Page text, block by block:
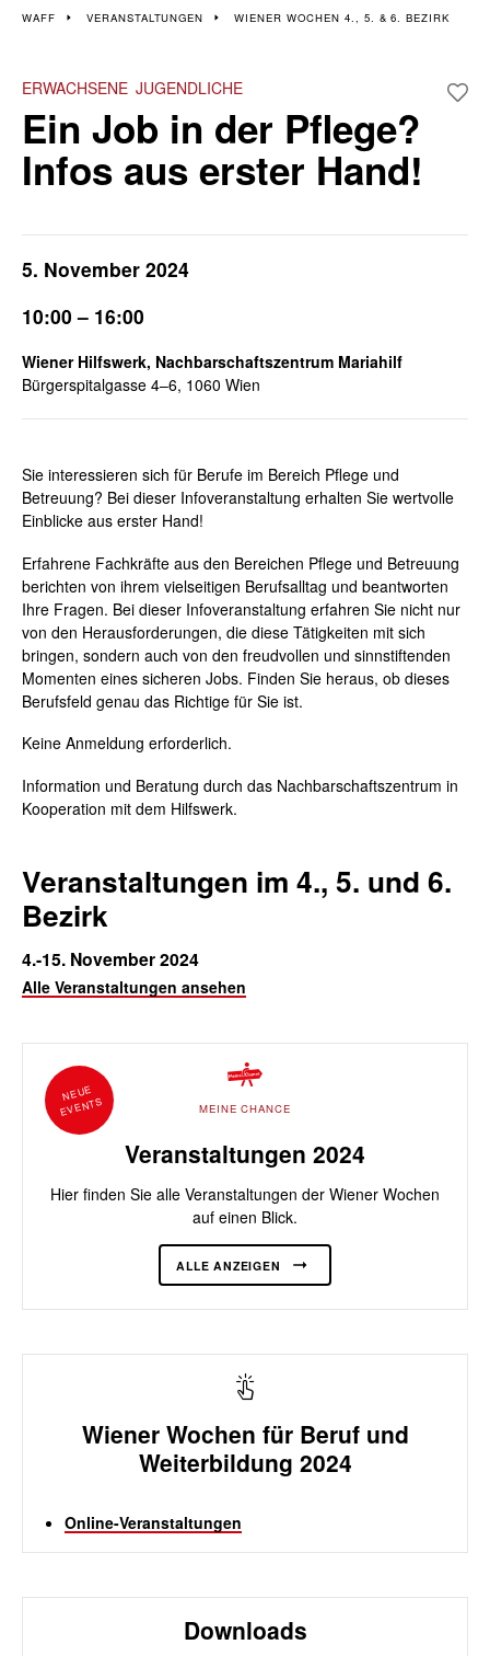
Veranstaltungen im 4., 5.
& 6. Bezirk
Wiener Wochen für Beruf und Weiterbildung I 4.-15. November
2024
WAFF VERANSTALTUNGEN WIENER WOCHEN 4., 5. & 6. BEZIRK
ERWACHSENE JUGENDLICHE
Ein Job in der Pflege?
Infos aus erster Hand!
5. November 2024
10:00 – 16:00
Wiener Hilfswerk, Nachbarschaftszentrum Mariahilf
Bürgerspitalgasse 4–6, 1060 Wien
Sie interessieren sich für Berufe im Bereich Pflege und
Betreuung? Bei dieser Infoveranstaltung erhalten Sie wertvolle
Einblicke aus erster Hand!
Erfahrene Fachkräfte aus den Bereichen Pflege und Betreuung
berichten von ihrem vielseitigen Berufsalltag und beantworten
Ihre Fragen. Bei dieser Infoveranstaltung erfahren Sie nicht nur
von den Herausforderungen, die diese Tätigkeiten mit sich
bringen, sondern auch von den freudvollen und sinnstiftenden
Momenten eines sicheren Jobs. Finden Sie heraus, ob dieses
Berufsfeld genau das Richtige für Sie ist.
Keine Anmeldung erforderlich.
Information und Beratung durch das Nachbarschaftszentrum in
Kooperation mit dem Hilfswerk.
Veranstaltungen im 4., 5. und 6.
Bezirk
4.-15. November 2024
Alle Veranstaltungen ansehen
MEINE CHANCE
Veranstaltungen 2024
Hier finden Sie alle Veranstaltungen der Wiener Wochen
auf einen Blick.
ALLE ANZEIGEN
NEUE
EVENTS
Wiener Wochen für Beruf und
Weiterbildung 2024
Online-Veranstaltungen
Downloads